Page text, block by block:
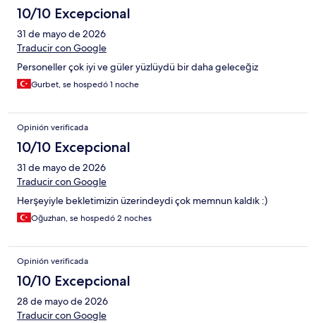
10/10 Excepcional
31 de mayo de 2026
Traducir con Google
Personeller çok iyi ve güler yüzlüydü bir daha geleceğiz
Gurbet, se hospedó 1 noche
Opinión verificada
10/10 Excepcional
31 de mayo de 2026
Traducir con Google
Herşeyiyle bekletimizin üzerindeydi çok memnun kaldık :)
Oğuzhan, se hospedó 2 noches
Opinión verificada
10/10 Excepcional
28 de mayo de 2026
Traducir con Google